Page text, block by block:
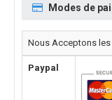
Modes de
Nous Acceptons
Paypal